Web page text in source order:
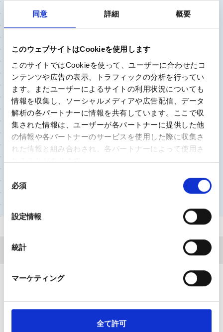
同意 詳細 概要
このウェブサイトはCookieを使用します
このサイトではCookieを使って、ユーザーに合わせたコ
ンテンツや広告の表示、トラフィックの分析を行ってい
ます。またユーザーによるサイトの利用状況についても
情報を収集し、ソーシャルメディアや広告配信、データ
解析の各パートナーに情報を共有しています。ここで収
集された情報は、ユーザーが各パートナーに提供した他
の情報や各パートナーのサービスを使用した際に収集さ
れた情報と組み合わされ、各パートナーによって使用さ
れることがあります。
必須
設定情報
統計
マーケティング
全て許可
足首の痛みは変形性足関節症の可能性も 放置せず
足
京都下鴨病院 整形外科
下園 由泰 先生
外反母趾の患者数は少しずつ増加しています 足の
形に変化があれば整形外科へ相談しましょう
ホーム
日本全国から、お近くの整形外科施設を検索することがで